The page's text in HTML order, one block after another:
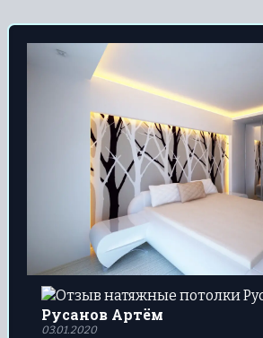
Русанов Артём
03.01.2020